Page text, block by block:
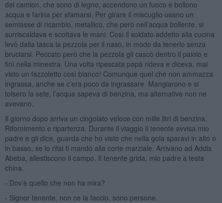
del camion, che sono di legno, accendono un fuoco e bollono
acqua e farina per sfamarsi. Per girare il miscuglio usano un
semiasse di ricambio, metallico, che però nell’acqua bollente, si
surriscaldava e scottava le mani. Così il soldato addetto alla cucina
levò dalla tasca la pezzola per il naso, in modo da tenerlo senza
bruciarsi. Peccato però che la pezzola gli cascò dentro il paiolo e
finì nella minestra. Una volta ripescata papà rideva e diceva, mai
visto un fazzoletto così bianco! Comunque quel che non ammazza
ingrassa, anche se c’era poco da ingrassare. Mangiarono e si
tolsero la sete, l’acqua sapeva di benzina, ma alternative non ne
avevano.
Il giorno dopo arriva un cingolato veloce con mille litri di benzina.
Rifornimento e ripartenza. Durante il viaggio il tenente avvisa mio
padre e gli dice, guarda che ho visto che nella gola sparavi in alto o
in basso, se lo rifai ti mando alla corte marziale. Arrivano ad Addis
Abeba, allestiscono il campo. Il tenente grida, mio padre a testa
china.
- Dov’è quello che non ha mira?
- Signor tenente, non ce la faccio, sono persone.